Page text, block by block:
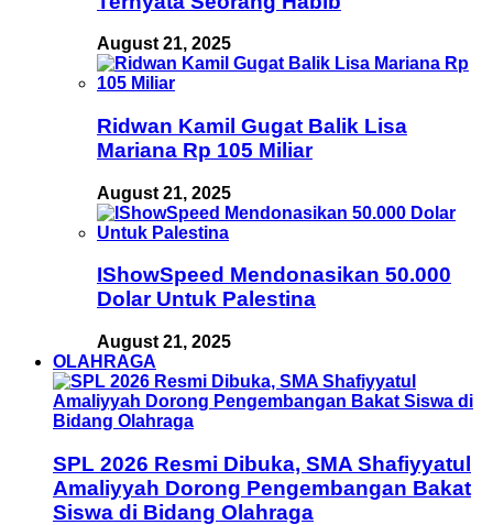
August 21, 2025
Ridwan Kamil Gugat Balik Lisa
Mariana Rp 105 Miliar
August 21, 2025
IShowSpeed Mendonasikan 50.000
Dolar Untuk Palestina
August 21, 2025
OLAHRAGA
SPL 2026 Resmi Dibuka, SMA Shafiyyatul
Amaliyyah Dorong Pengembangan Bakat
Siswa di Bidang Olahraga